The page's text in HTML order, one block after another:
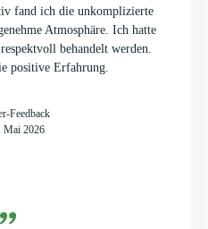
fand ich die unkomplizierte
Atmosphäre. Ich hatte
behandelt werden.
positive Erfahrung.
Feedback
Mai 2026